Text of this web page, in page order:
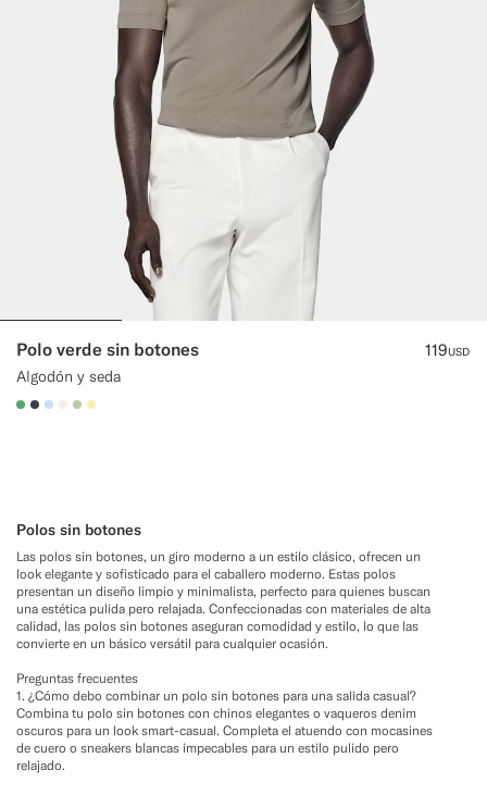
Polo verde sin botones
Algodón y seda
119USD
#50AA6A
#3d4043
#CCDCF9
#F1EFE8
#BDC9A0
#FFEFB5
Polos sin botones
Las polos sin botones, un giro moderno a un estilo clásico, ofrecen un
look elegante y sofisticado para el caballero moderno. Estas polos
presentan un diseño limpio y minimalista, perfecto para quienes buscan
una estética pulida pero relajada. Confeccionadas con materiales de alta
calidad, las polos sin botones aseguran comodidad y estilo, lo que las
convierte en un básico versátil para cualquier ocasión.
Preguntas frecuentes
1. ¿Cómo debo combinar un polo sin botones para una salida casual?
Combina tu polo sin botones con chinos elegantes o vaqueros denim
oscuros para un look smart-casual. Completa el atuendo con mocasines
de cuero o sneakers blancas impecables para un estilo pulido pero
relajado.